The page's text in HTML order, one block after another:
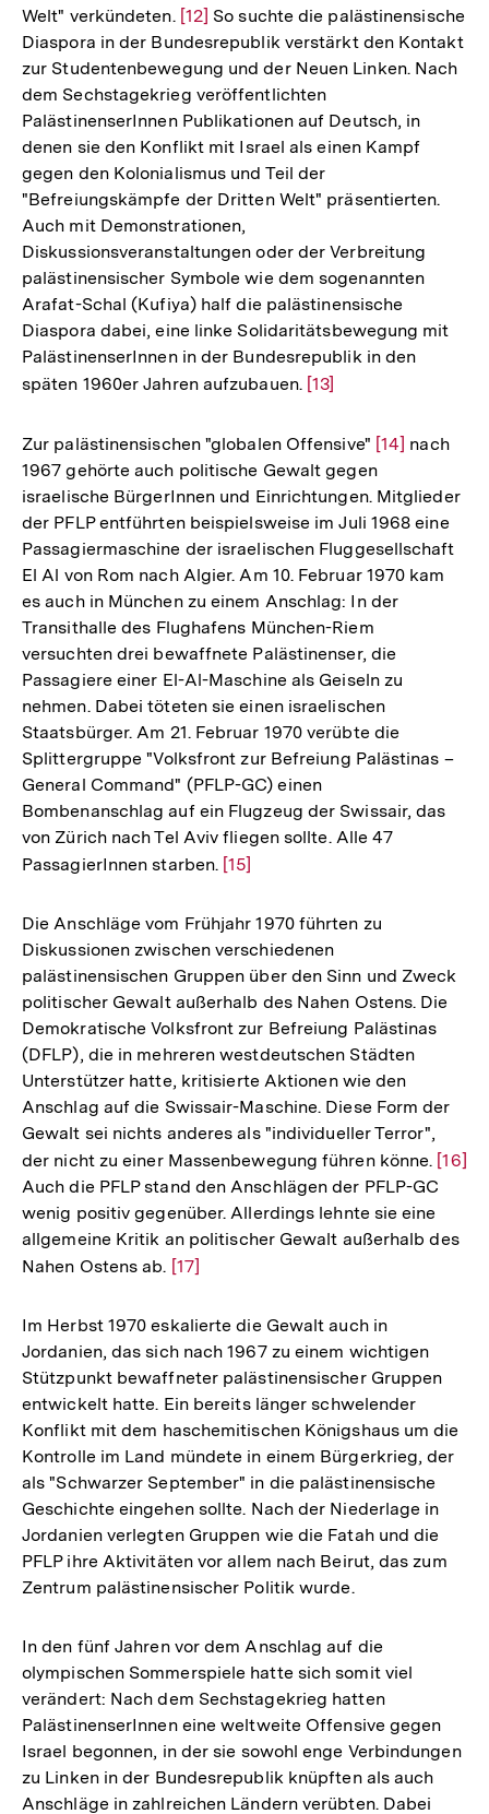
Welt" verkündeten. Zur
Auflösung
der
Fußnote
[12] So suchte die palästinensische
Diaspora in der Bundesrepublik verstärkt den Kontakt
zur Studentenbewegung und der Neuen Linken. Nach
dem Sechstagekrieg veröffentlichten
PalästinenserInnen Publikationen auf Deutsch, in
denen sie den Konflikt mit Israel als einen Kampf
gegen den Kolonialismus und Teil der
"Befreiungskämpfe der Dritten Welt" präsentierten.
Auch mit Demonstrationen,
Diskussionsveranstaltungen oder der Verbreitung
palästinensischer Symbole wie dem sogenannten
Arafat-Schal (Kufiya) half die palästinensische
Diaspora dabei, eine linke Solidaritätsbewegung mit
PalästinenserInnen in der Bundesrepublik in den
späten 1960er Jahren aufzubauen. Zur
der
Fußnote
[13]
Zur palästinensischen "globalen Offensive" Zur
Auflösung
der
Fußnote
[14] nach
1967 gehörte auch politische Gewalt gegen
israelische BürgerInnen und Einrichtungen. Mitglieder
der PFLP entführten beispielsweise im Juli 1968 eine
Passagiermaschine der israelischen Fluggesellschaft
El Al von Rom nach Algier. Am 10. Februar 1970 kam
es auch in München zu einem Anschlag: In der
Transithalle des Flughafens München-Riem
versuchten drei bewaffnete Palästinenser, die
Passagiere einer El-Al-Maschine als Geiseln zu
nehmen. Dabei töteten sie einen israelischen
Staatsbürger. Am 21. Februar 1970 verübte die
Splittergruppe "Volksfront zur Befreiung Palästinas –
General Command" (PFLP-GC) einen
Bombenanschlag auf ein Flugzeug der Swissair, das
von Zürich nach Tel Aviv fliegen sollte. Alle 47
PassagierInnen starben. Zur
der
Fußnote
[15]
Die Anschläge vom Frühjahr 1970 führten zu
Diskussionen zwischen verschiedenen
palästinensischen Gruppen über den Sinn und Zweck
politischer Gewalt außerhalb des Nahen Ostens. Die
Demokratische Volksfront zur Befreiung Palästinas
(DFLP), die in mehreren westdeutschen Städten
Unterstützer hatte, kritisierte Aktionen wie den
Anschlag auf die Swissair-Maschine. Diese Form der
Gewalt sei nichts anderes als "individueller Terror",
der nicht zu einer Massenbewegung führen könne. Zur
[16]
Auch die PFLP stand den Anschlägen der PFLP-GC
wenig positiv gegenüber. Allerdings lehnte sie eine
allgemeine Kritik an politischer Gewalt außerhalb des
Nahen Ostens ab. Zur
der
Fußnote
[17]
Im Herbst 1970 eskalierte die Gewalt auch in
Jordanien, das sich nach 1967 zu einem wichtigen
Stützpunkt bewaffneter palästinensischer Gruppen
entwickelt hatte. Ein bereits länger schwelender
Konflikt mit dem haschemitischen Königshaus um die
Kontrolle im Land mündete in einem Bürgerkrieg, der
als "Schwarzer September" in die palästinensische
Geschichte eingehen sollte. Nach der Niederlage in
Jordanien verlegten Gruppen wie die Fatah und die
PFLP ihre Aktivitäten vor allem nach Beirut, das zum
Zentrum palästinensischer Politik wurde.
In den fünf Jahren vor dem Anschlag auf die
olympischen Sommerspiele hatte sich somit viel
verändert: Nach dem Sechstagekrieg hatten
PalästinenserInnen eine weltweite Offensive gegen
Israel begonnen, in der sie sowohl enge Verbindungen
zu Linken in der Bundesrepublik knüpften als auch
Anschläge in zahlreichen Ländern verübten. Dabei